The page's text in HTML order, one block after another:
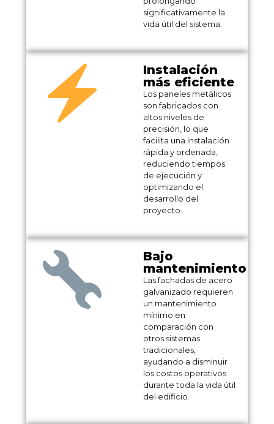
significativamente la
vida útil del sistema.
Instalación
más eficiente
Los paneles metálicos
son fabricados con
altos niveles de
precisión, lo que
facilita una instalación
rápida y ordenada,
reduciendo tiempos
de ejecución y
optimizando el
desarrollo del
proyecto.
Bajo
mantenimiento
Las fachadas de acero
galvanizado requieren
un mantenimiento
mínimo en
comparación con
otros sistemas
tradicionales,
ayudando a disminuir
los costos operativos
durante toda la vida útil
del edificio.